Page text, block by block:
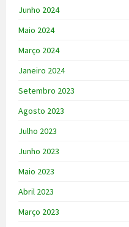
Junho 2024
Maio 2024
Março 2024
Janeiro 2024
Setembro 2023
Agosto 2023
Julho 2023
Junho 2023
Maio 2023
Abril 2023
Março 2023